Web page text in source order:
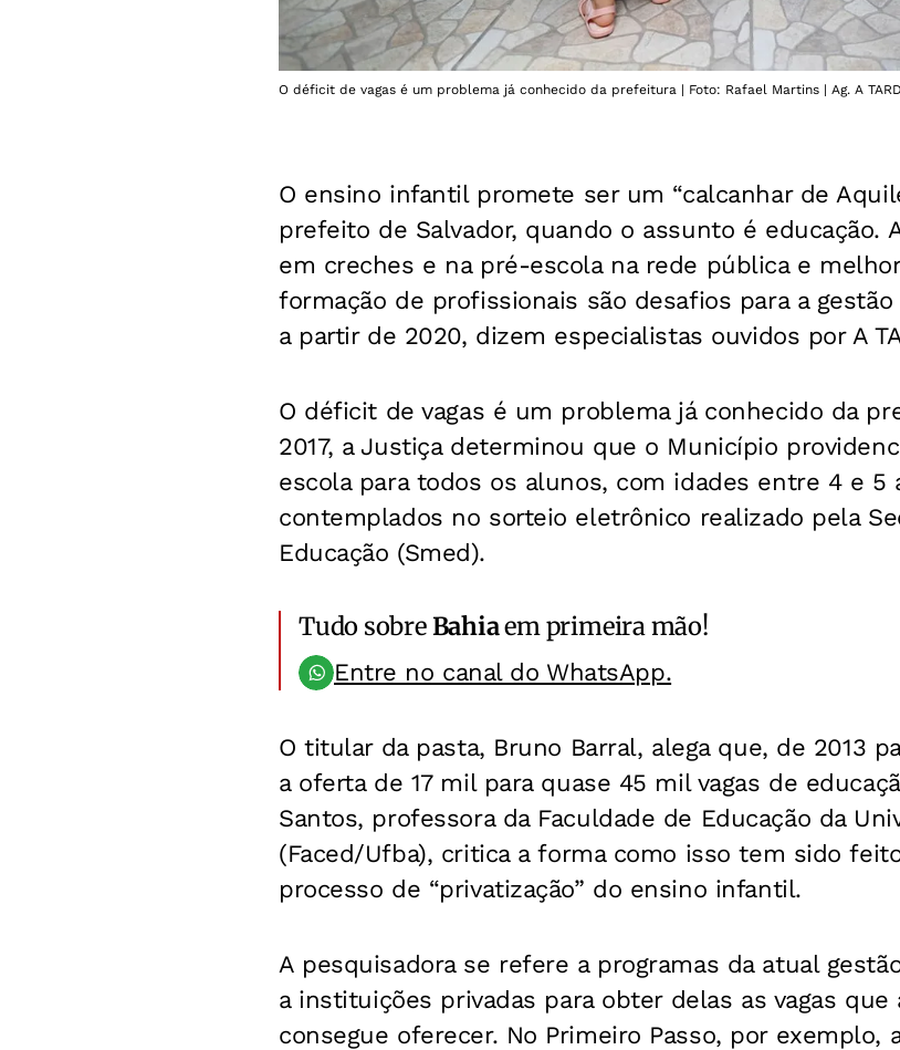
O déficit de vagas é um problema já conhecido da prefeitura | Foto: Rafael Martins | Ag. A
O ensino infantil promete ser um “calcanhar de
prefeito de Salvador, quando o assunto é educação.
em creches e na pré-escola na rede pública e
formação de profissionais são desafios para a
a partir de 2020, dizem especialistas ouvidos por A
O déficit de vagas é um problema já conhecido da
2017, a Justiça determinou que o Município
escola para todos os alunos, com idades entre 4 e 5
contemplados no sorteio eletrônico realizado pela
Educação (Smed).
Tudo sobreBahiaem primeira mão!
Entre no canal do WhatsApp.
O titular da pasta, Bruno Barral, alega que, de 2013
a oferta de 17 mil para quase 45 mil vagas de
Santos, professora da Faculdade de Educação da
(Faced/Ufba), critica a forma como isso tem sido
processo de “privatização” do ensino infantil.
A pesquisadora se refere a programas da atual
a instituições privadas para obter delas as vagas que
consegue oferecer. No Primeiro Passo, por exemplo,